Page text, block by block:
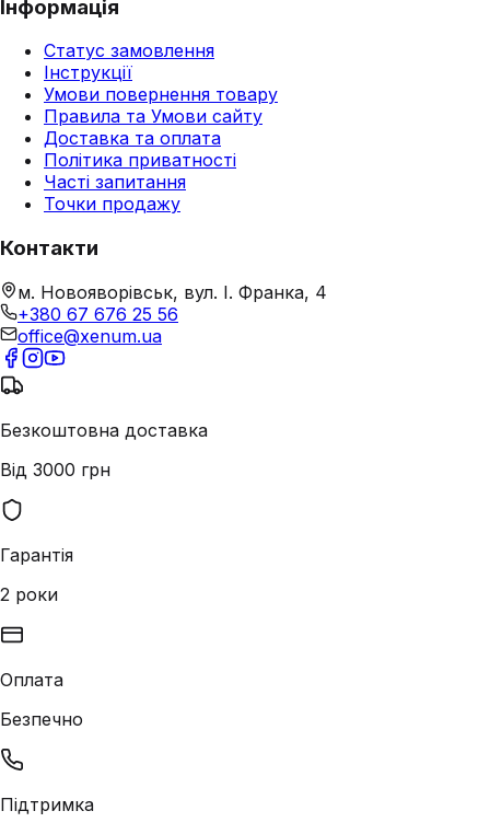
Інформація
Статус замовлення
Інструкції
Умови повернення товару
Правила та Умови сайту
Доставка та оплата
Політика приватності
Часті запитання
Точки продажу
Контакти
м. Новояворівськ, вул. І. Франка, 4
+380 67 676 25 56
office@xenum.ua
Безкоштовна доставка
Від 3000 грн
Гарантія
2 роки
Оплата
Безпечно
Підтримка